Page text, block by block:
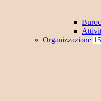
Organizzazione 15